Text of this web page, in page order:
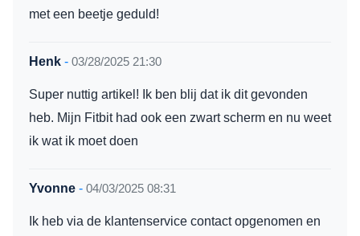
met een beetje geduld!
Henk - 03/28/2025 21:30
Super nuttig artikel! Ik ben blij dat ik dit gevonden
heb. Mijn Fitbit had ook een zwart scherm en nu weet
ik wat ik moet doen
Yvonne - 04/03/2025 08:31
Ik heb via de klantenservice contact opgenomen en